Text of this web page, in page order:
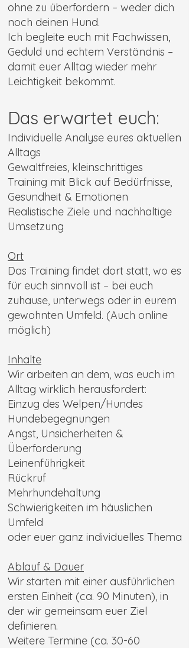
ohne zu überfordern – weder dich
noch deinen Hund.
Ich begleite euch mit Fachwissen,
Geduld und echtem Verständnis –
damit euer Alltag wieder mehr
Leichtigkeit bekommt.
Das erwartet euch:
Individuelle Analyse eures aktuellen
Alltags
Gewaltfreies, kleinschrittiges
Training mit Blick auf Bedürfnisse,
Gesundheit & Emotionen
Realistische Ziele und nachhaltige
Umsetzung
Ort
Das Training findet dort statt, wo es
für euch sinnvoll ist – bei euch
zuhause, unterwegs oder in eurem
gewohnten Umfeld. (Auch online
möglich)
Inhalte
Wir arbeiten an dem, was euch im
Alltag wirklich herausfordert:
Einzug des Welpen/Hundes
Hundebegegnungen
Angst, Unsicherheiten &
Überforderung
Leinenführigkeit
Rückruf
Mehrhundehaltung
Schwierigkeiten im häuslichen
Umfeld
oder euer ganz individuelles Thema
Ablauf & Dauer
Wir starten mit einer ausführlichen
ersten Einheit (ca. 90 Minuten), in
der wir gemeinsam euer Ziel
definieren.
Weitere Termine (ca. 30-60